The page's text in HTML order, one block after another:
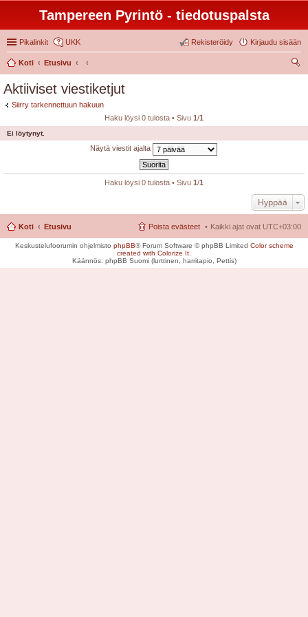
Tampereen Pyrintö - tiedotuspalsta
Pikalinkit UKK Kirjaudu sisään
Rekisteröidy
Koti
Etusivu
Aktiiviset viestiketjut
Siirry tarkennettuun hakuun
Haku löysi 0 tulosta • Sivu 1/1
Ei löytynyt.
Näytä viestit ajalta
Haku löysi 0 tulosta • Sivu 1/1
Hyppää
Koti Etusivu Kaikki ajat ovat UTC+03:00
Poista evästeet
Keskustelufoorumin ohjelmisto phpBB® Forum Software © phpBB Limited Color scheme
created with Colorize It
Käännös: phpBB Suomi (lurttinen, harritapio, Pettis)